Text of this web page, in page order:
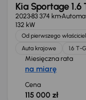
Kia Sportage 1.6
202383 374 km
132 kW
Od pierwszego
Auta krajowe
1.6 T-
Miesięczna rata
na miarę
Cena
115 000 zł